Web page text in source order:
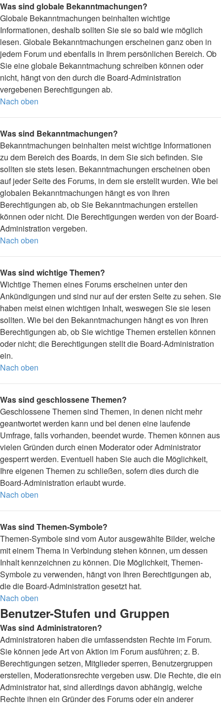
Was sind globale Bekanntmachungen?
Globale Bekanntmachungen beinhalten wichtige
Informationen, deshalb sollten Sie sie so bald wie möglich
lesen. Globale Bekanntmachungen erscheinen ganz oben in
jedem Forum und ebenfalls in Ihrem persönlichen Bereich. Ob
Sie eine globale Bekanntmachung schreiben können oder
nicht, hängt von den durch die Board-Administration
vergebenen Berechtigungen ab.
Nach oben
Was sind Bekanntmachungen?
Bekanntmachungen beinhalten meist wichtige Informationen
zu dem Bereich des Boards, in dem Sie sich befinden. Sie
sollten sie stets lesen. Bekanntmachungen erscheinen oben
auf jeder Seite des Forums, in dem sie erstellt wurden. Wie bei
globalen Bekanntmachungen hängt es von Ihren
Berechtigungen ab, ob Sie Bekanntmachungen erstellen
können oder nicht. Die Berechtigungen werden von der Board-
Administration vergeben.
Nach oben
Was sind wichtige Themen?
Wichtige Themen eines Forums erscheinen unter den
Ankündigungen und sind nur auf der ersten Seite zu sehen. Sie
haben meist einen wichtigen Inhalt, weswegen Sie sie lesen
sollten. Wie bei den Bekanntmachungen hängt es von Ihren
Berechtigungen ab, ob Sie wichtige Themen erstellen können
oder nicht; die Berechtigungen stellt die Board-Administration
ein.
Nach oben
Was sind geschlossene Themen?
Geschlossene Themen sind Themen, in denen nicht mehr
geantwortet werden kann und bei denen eine laufende
Umfrage, falls vorhanden, beendet wurde. Themen können aus
vielen Gründen durch einen Moderator oder Administrator
gesperrt werden. Eventuell haben Sie auch die Möglichkeit,
Ihre eigenen Themen zu schließen, sofern dies durch die
Board-Administration erlaubt wurde.
Nach oben
Was sind Themen-Symbole?
Themen-Symbole sind vom Autor ausgewählte Bilder, welche
mit einem Thema in Verbindung stehen können, um dessen
Inhalt kennzeichnen zu können. Die Möglichkeit, Themen-
Symbole zu verwenden, hängt von Ihren Berechtigungen ab,
die die Board-Administration gesetzt hat.
Nach oben
Benutzer-Stufen und Gruppen
Was sind Administratoren?
Administratoren haben die umfassendsten Rechte im Forum.
Sie können jede Art von Aktion im Forum ausführen; z. B.
Berechtigungen setzen, Mitglieder sperren, Benutzergruppen
erstellen, Moderationsrechte vergeben usw. Die Rechte, die ein
Administrator hat, sind allerdings davon abhängig, welche
Rechte ihnen ein Gründer des Forums oder ein anderer